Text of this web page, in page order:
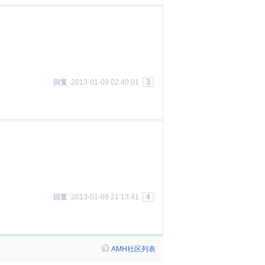
回复 2013-01-09 02:40:01 3
回复 2013-01-09 21:13:41 4
AMH社区列表